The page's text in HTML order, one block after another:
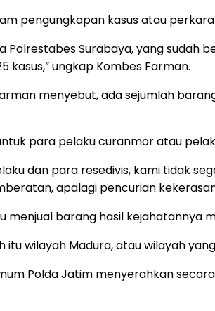
pengungkapan kasus atau
Polrestabes Surabaya, yang sudah
kasus,” ungkap Kombes Farman.
menyebut, ada sejumlah
para pelaku curanmor atau
dan para resedivis, kami tidak
apalagi pencurian
menjual barang hasil
itu wilayah Madura, atau wilayah
Polda Jatim menyerahkan